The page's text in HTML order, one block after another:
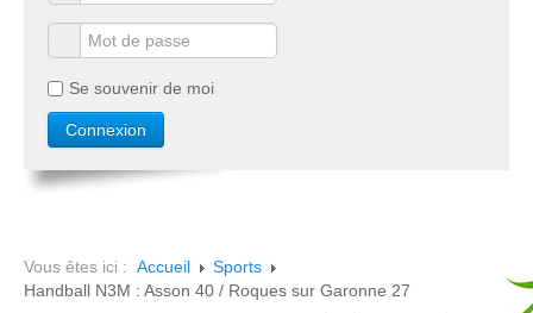
Se souvenir de moi
Vous êtes ici : Accueil
Sports
Handball N3M : Asson 40 / Roques sur Garonne 27